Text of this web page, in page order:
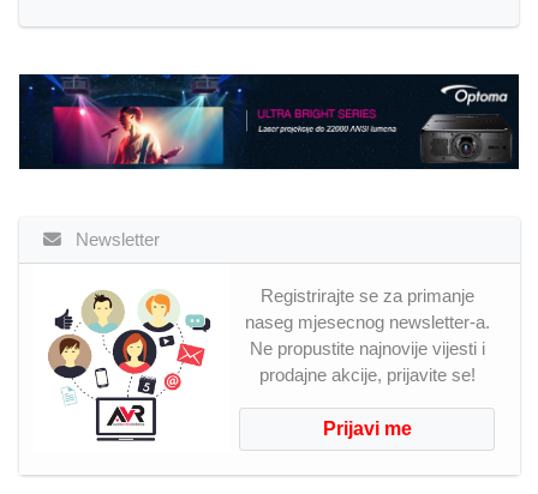
Newsletter
Registrirajte se za primanje
naseg mjesecnog newsletter-a.
Ne propustite najnovije vijesti i
prodajne akcije, prijavite se!
Prijavi me